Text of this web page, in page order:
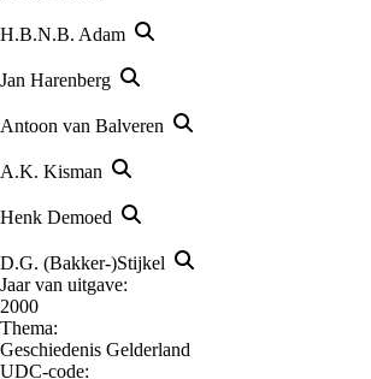
H.B.N.B. Adam
Jan Harenberg
Antoon van Balveren
A.K. Kisman
Henk Demoed
D.G. (Bakker-)Stijkel
Jaar van uitgave:
2000
Thema:
Geschiedenis Gelderland
UDC-code: